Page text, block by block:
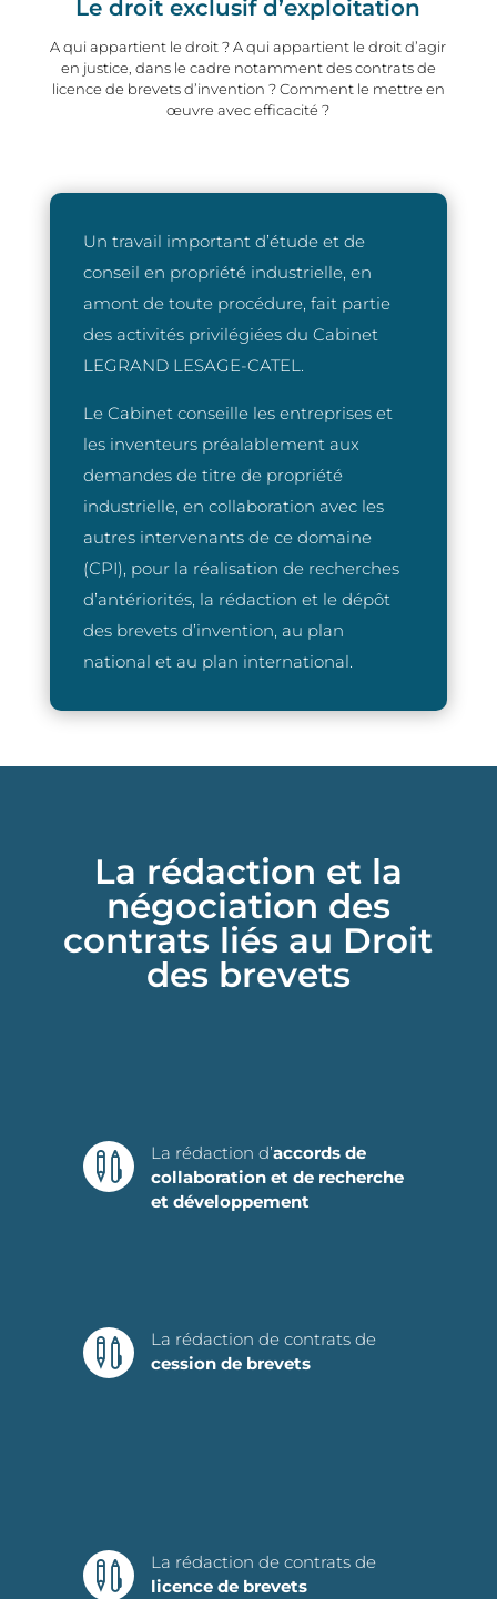
Le droit exclusif d’exploitation
A qui appartient le droit ? A qui appartient le droit d’agir
en justice, dans le cadre notamment des contrats de
licence de brevets d’invention ? Comment le mettre en
œuvre avec efficacité ?
Un travail important d’étude et de
conseil en propriété industrielle, en
amont de toute procédure, fait partie
des activités privilégiées du Cabinet
LEGRAND LESAGE-CATEL.
Le Cabinet conseille les entreprises et
les inventeurs préalablement aux
demandes de titre de propriété
industrielle, en collaboration avec les
autres intervenants de ce domaine
(CPI), pour la réalisation de recherches
d’antériorités, la rédaction et le dépôt
des brevets d’invention, au plan
national et au plan international.
La rédaction et la
négociation des
contrats liés au Droit
des brevets
 La rédaction d’accords de
collaboration et de recherche
et développement

La rédaction de contrats de
cession de brevets

La rédaction de contrats de
licence de brevets